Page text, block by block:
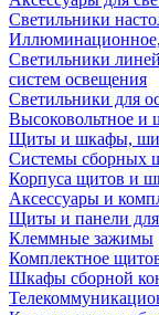
Светильники
Иллюминационное,
Светильники
систем освещения
Светильники для
Высоковольтное и
Щиты и шкафы,
Системы сборных
Корпуса щитов и
Аксессуары и
Щиты и панели для
Клеммные зажимы
Комплектное
Шкафы сборной